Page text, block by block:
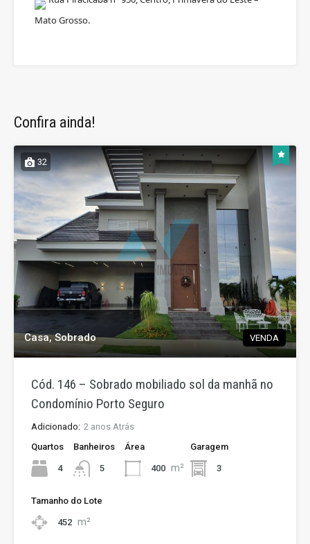
Mato Grosso.
Confira ainda!
32
Casa, Sobrado VENDA
Cód. 146 – Sobrado mobiliado sol da manhã no
Condomínio Porto Seguro
Adicionado: 2 anos Atrás
Quartos
4
Banheiros
5
Área
400 m²
Garagem
3
Tamanho do Lote
452 m²